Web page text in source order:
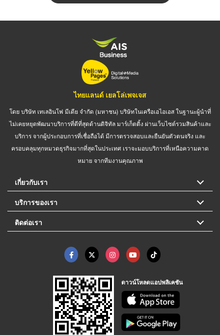
ไทยแลนด์ เยลโล่เพจเจส
โดย บริษัท เทเลอินโฟ มีเดีย จำกัด (มหาชน) บริษัทในเครือเอไอเอส ในฐานะผู้นำที่
ไม่เคยหยุดพัฒนาบริการที่ดีที่สุดด้านดิจิทัล มาร์เก็ตติ้ง ผ่านเว็บไซต์รวมสินค้าและ
บริการ จากผู้ประกอบการที่เชื่อถือได้ มีการตรวจสอบและยืนยันตัวตนจริง และ
ครอบคลุมทุกหมวดธุรกิจมากที่สุดในประเทศ เราจะมอบบริการที่เหนือความคาด
หมาย จากทีมงานคุณภาพ
เกี่ยวกับเรา
บริการของเรา
ติดต่อเรา
ดาวน์โหลดแอปพลิเคชัน